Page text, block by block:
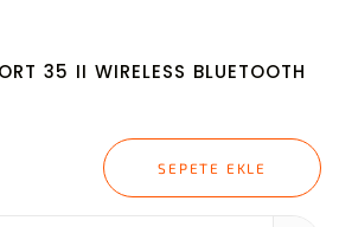
35 II WIRELESS BLUETOOTH
SEPETE EKLE